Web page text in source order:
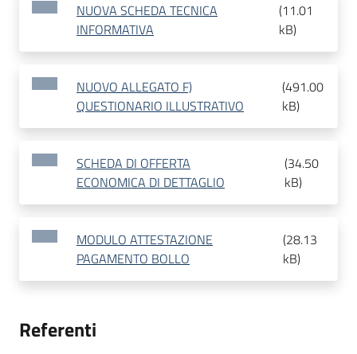
NUOVA SCHEDA TECNICA
INFORMATIVA
(11.01
kB)
NUOVO ALLEGATO F)
QUESTIONARIO ILLUSTRATIVO
(491.00
kB)
SCHEDA DI OFFERTA
ECONOMICA DI DETTAGLIO
(34.50
kB)
MODULO ATTESTAZIONE
PAGAMENTO BOLLO
(28.13
kB)
Referenti